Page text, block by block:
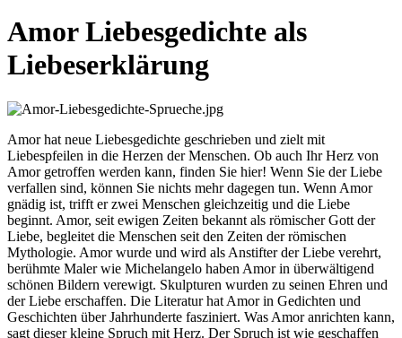
Amor Liebesgedichte als
Liebeserklärung
Amor hat neue Liebesgedichte geschrieben und zielt mit
Liebespfeilen in die Herzen der Menschen. Ob auch Ihr Herz von
Amor getroffen werden kann, finden Sie hier! Wenn Sie der Liebe
verfallen sind, können Sie nichts mehr dagegen tun. Wenn Amor
gnädig ist, trifft er zwei Menschen gleichzeitig und die Liebe
beginnt. Amor, seit ewigen Zeiten bekannt als römischer Gott der
Liebe, begleitet die Menschen seit den Zeiten der römischen
Mythologie. Amor wurde und wird als Anstifter der Liebe verehrt,
berühmte Maler wie Michelangelo haben Amor in überwältigend
schönen Bildern verewigt. Skulpturen wurden zu seinen Ehren und
der Liebe erschaffen. Die Literatur hat Amor in Gedichten und
Geschichten über Jahrhunderte fasziniert. Was Amor anrichten kann,
sagt dieser kleine Spruch mit Herz. Der Spruch ist wie geschaffen